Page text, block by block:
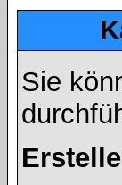
Sie